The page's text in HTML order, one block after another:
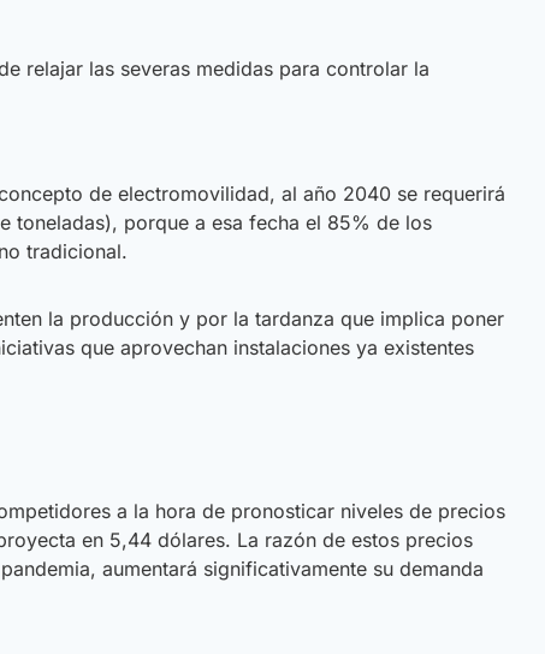
relajar las severas medidas para controlar la
de electromovilidad, al año 2040 se requerirá
toneladas), porque a esa fecha el 85% de los
tradicional.
la producción y por la tardanza que implica poner
que aprovechan instalaciones ya existentes
a la hora de pronosticar niveles de precios
en 5,44 dólares. La razón de estos precios
aumentará significativamente su demanda